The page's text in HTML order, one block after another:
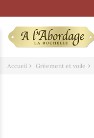
Accueil Gréement et voile